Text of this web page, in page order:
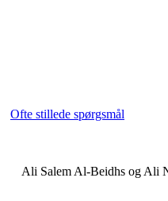
Ofte stillede spørgsmål
Ali Salem Al-Beidhs og Ali